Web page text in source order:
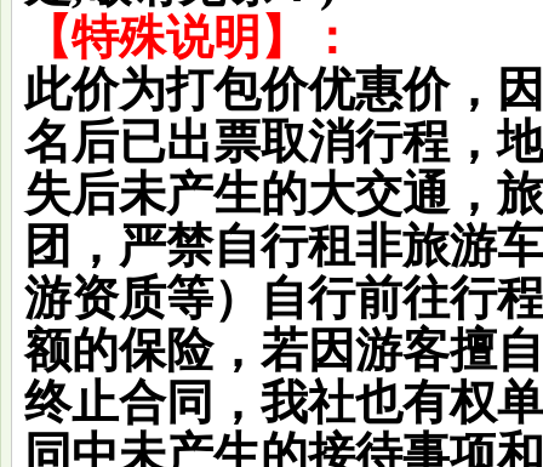
【特殊说明】：
此价为打包价优惠价，
名后已出票取消行程，
失后未产生的大交通，
团，严禁自行租非旅游
游资质等）自行前往行
额的保险，若因游客擅
终止合同，我社也有权
同中未产生的接待事项